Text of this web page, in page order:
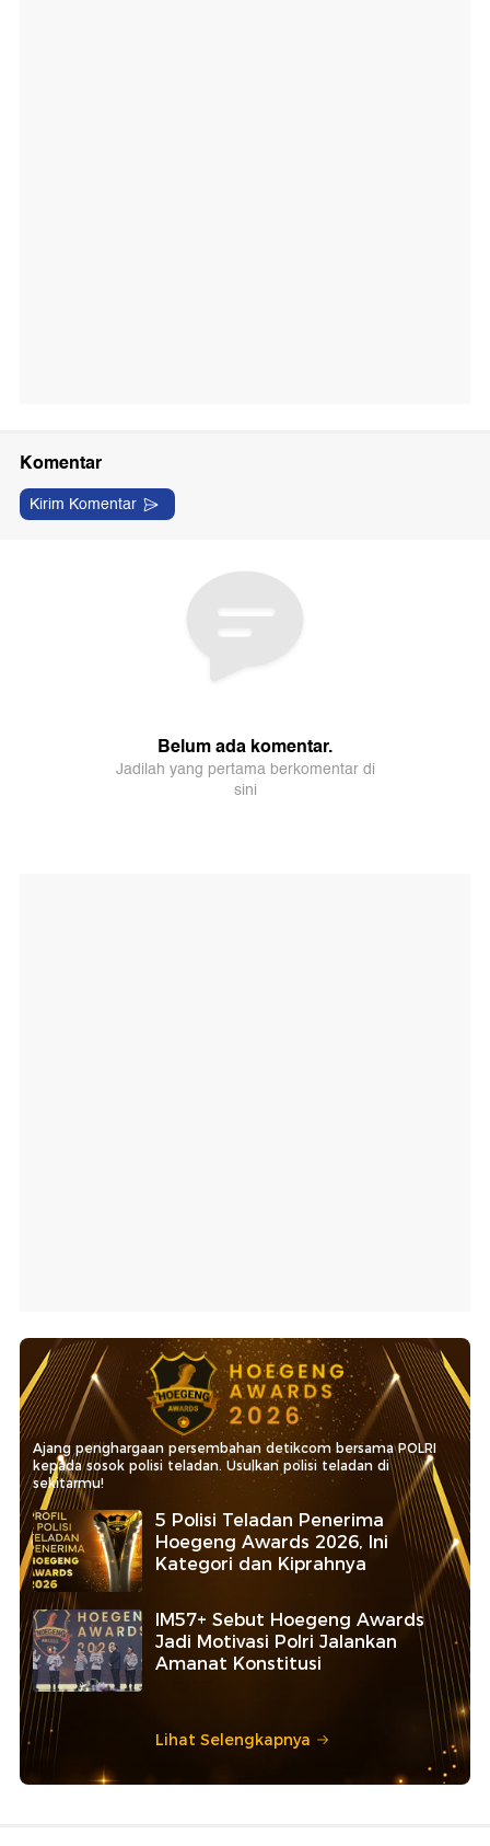
Ajang penghargaan persembahan detikcom bersama POLRI
kepada sosok polisi teladan. Usulkan polisi teladan di
sekitarmu!
5 Polisi Teladan Penerima
Hoegeng Awards 2026, Ini
Kategori dan Kiprahnya
IM57+ Sebut Hoegeng Awards
Jadi Motivasi Polri Jalankan
Amanat Konstitusi
Lihat Selengkapnya